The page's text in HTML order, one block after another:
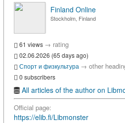
Finland Online
Stockholm, Finland
61 views → rating
02.06.2026 (65 days ago)
Спорт и физкультура → other
0 subscribers
All articles of the author on
Official page:
https://elib.fi/Libmonster